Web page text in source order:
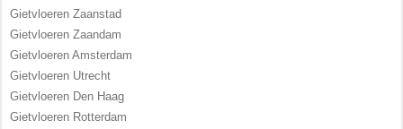
Gietvloeren Zaanstad
Gietvloeren Zaandam
Gietvloeren Amsterdam
Gietvloeren Utrecht
Gietvloeren Den Haag
Gietvloeren Rotterdam